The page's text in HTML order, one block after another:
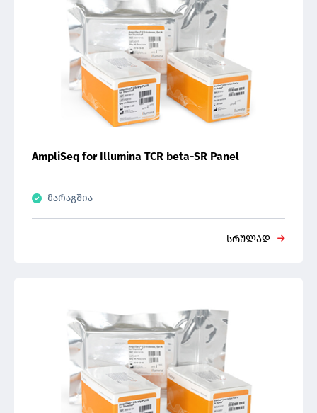
AmpliSeq for Illumina TCR beta-SR Panel
მარაგშია
სრულად